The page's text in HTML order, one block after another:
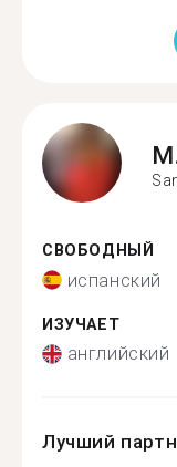
СВОБОДНЫЙ
испанский
ИЗУЧАЕТ
английский
Лучший